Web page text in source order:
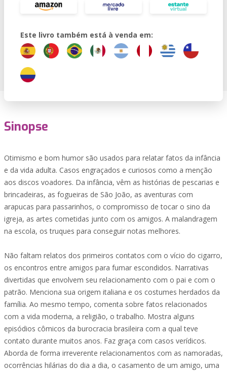
Este livro também está à venda em:
Sinopse
Otimismo e bom humor são usados para relatar fatos da infância
e da vida adulta. Casos engraçados e curiosos como a menção
aos discos voadores. Da infância, vêm as histórias de pescarias e
brincadeiras, as fogueiras de São João, as aventuras com
arapucas para passarinhos, o compromisso de tocar o sino da
igreja, as artes cometidas junto com os amigos. A malandragem
na escola, os truques para conseguir notas melhores.
Não faltam relatos dos primeiros contatos com o vício do cigarro,
os encontros entre amigos para fumar escondidos. Narrativas
divertidas que envolvem seu relacionamento com o pai e com o
patrão. Menciona sua origem italiana e os costumes herdados da
família. Ao mesmo tempo, comenta sobre fatos relacionados
com a vida moderna, a religião, o trabalho. Mostra alguns
episódios cômicos da burocracia brasileira com a qual teve
contato durante muitos anos. Faz graça com casos verídicos.
Aborda de forma irreverente relacionamentos com as namoradas,
ocorrências hilárias do dia a dia, o casamento de um amigo, uma